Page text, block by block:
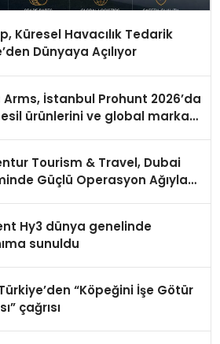
Küresel Havacılık Tedarik
Dünyaya Açılıyor
Arms, İstanbul Prohunt 2026’da
ürünlerini ve global marka
Tourism & Travel, Dubai
Güçlü Operasyon Ağıyla
Hy3 dünya genelinde
sunuldu
“Köpeğini İşe Götür
çağrısı